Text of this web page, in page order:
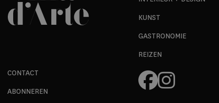
KUNST
GASTRONOMIE
REIZEN
CONTACT
ABONNEREN